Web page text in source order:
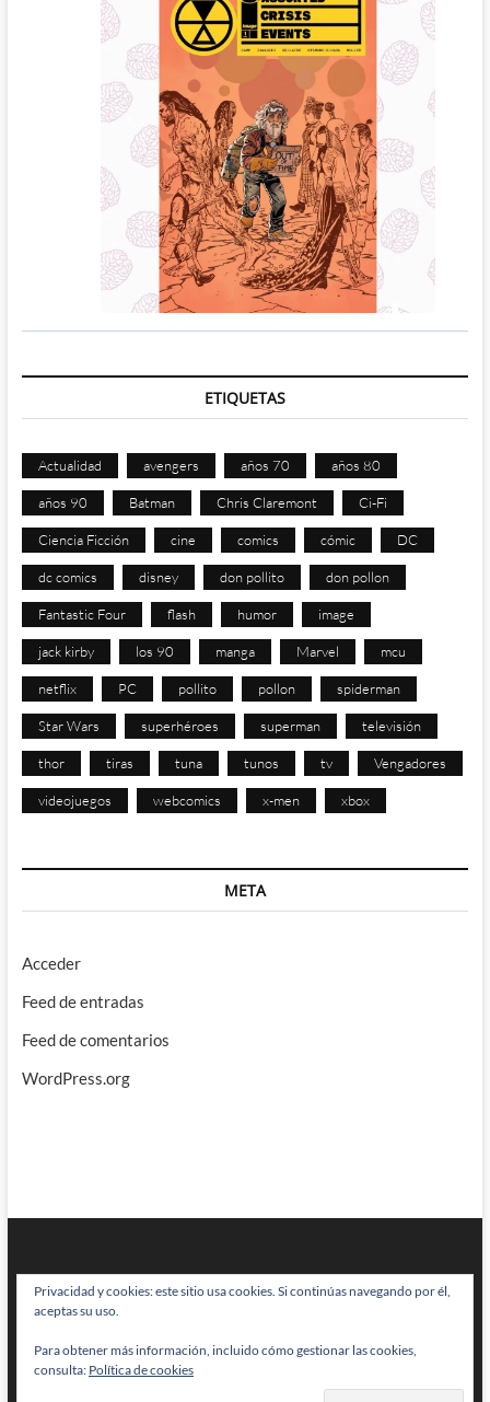
ETIQUETAS
Actualidad avengers años 70 años 80
años 90 Batman Chris Claremont Ci-Fi
Ciencia Ficción cine comics cómic DC
dc comics disney don pollito don pollon
Fantastic Four flash humor image
jack kirby los 90 manga Marvel mcu
netflix PC pollito pollon spiderman
Star Wars superhéroes superman televisión
thor tiras tuna tunos tv Vengadores
videojuegos webcomics x-men xbox
META
Acceder
Feed de entradas
Feed de comentarios
WordPress.org
BRAINSTOMPING| Diseñado por:Theme Freesia|WordPress| © Todos
los derechos reservados
Privacidad y cookies: este sitio usa cookies. Si continúas navegando por él,
aceptas su uso.
Para obtener más información, incluido cómo gestionar las cookies,
consulta: Política de cookies